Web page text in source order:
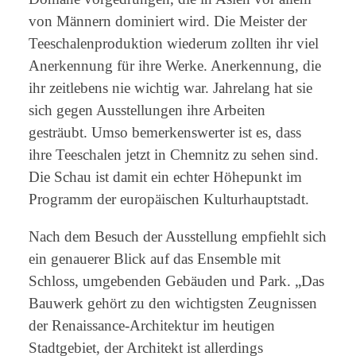
von Männern dominiert wird. Die Meister der
Teeschalenproduktion wiederum zollten ihr viel
Anerkennung für ihre Werke. Anerkennung, die
ihr zeitlebens nie wichtig war. Jahrelang hat sie
sich gegen Ausstellungen ihre Arbeiten
gesträubt. Umso bemerkenswerter ist es, dass
ihre Teeschalen jetzt in Chemnitz zu sehen sind.
Die Schau ist damit ein echter Höhepunkt im
Programm der europäischen Kulturhauptstadt.
Nach dem Besuch der Ausstellung empfiehlt sich
ein genauerer Blick auf das Ensemble mit
Schloss, umgebenden Gebäuden und Park. „Das
Bauwerk gehört zu den wichtigsten Zeugnissen
der Renaissance-Architektur im heutigen
Stadtgebiet, der Architekt ist allerdings